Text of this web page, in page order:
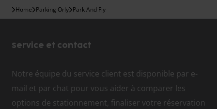
Home Parking Orly Park And Fly
Service et contact
Notre équipe du service client est disponible par e-
mail et par chat pour vous aider à comparer les
options de stationnement, finaliser votre réservation